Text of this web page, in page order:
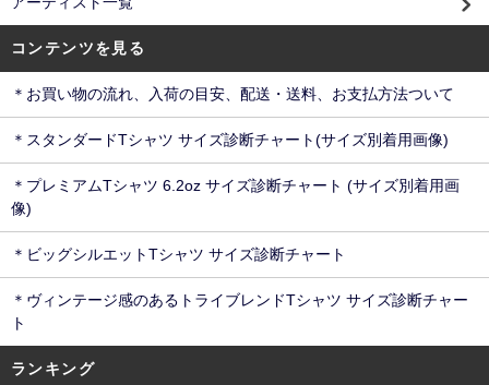
コンテンツを見る
＊お買い物の流れ、入荷の目安、配送・送料、お支払方法ついて
＊スタンダードTシャツ サイズ診断チャート(サイズ別着用画像)
＊プレミアムTシャツ 6.2oz サイズ診断チャート (サイズ別着用画
像)
＊ビッグシルエットTシャツ サイズ診断チャート
＊ヴィンテージ感のあるトライブレンドTシャツ サイズ診断チャー
ト
ランキング